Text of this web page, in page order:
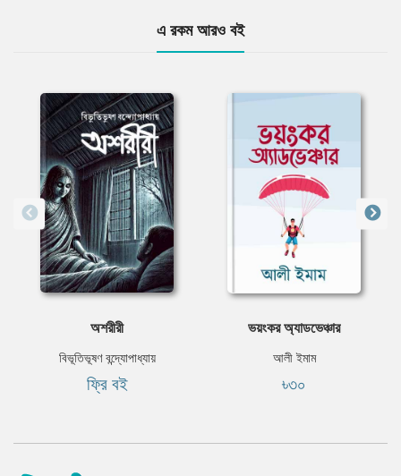
এ রকম আরও বই
অশরীরী
বিভূতিভূষণ বন্দ্যোপাধ্যায়
ফ্রি বই
ভয়ংকর অ্যাডভেঞ্চার
আলী ইমাম
৳৩০